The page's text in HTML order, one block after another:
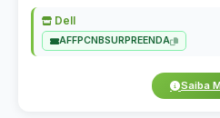
Dell
AFFPCNBSURPREENDA
Saiba